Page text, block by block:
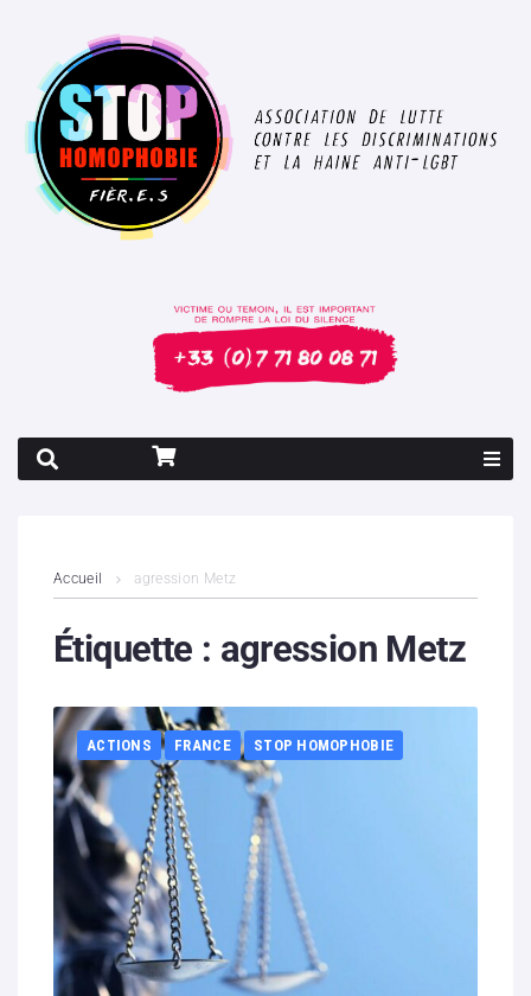
Contenus litigieux
Boutique
Partenaires
Contacts
Hébergement solidaire
Accueil agression Metz
Étiquette : agression Metz
ACTIONS FRANCE STOP HOMOPHOBIE